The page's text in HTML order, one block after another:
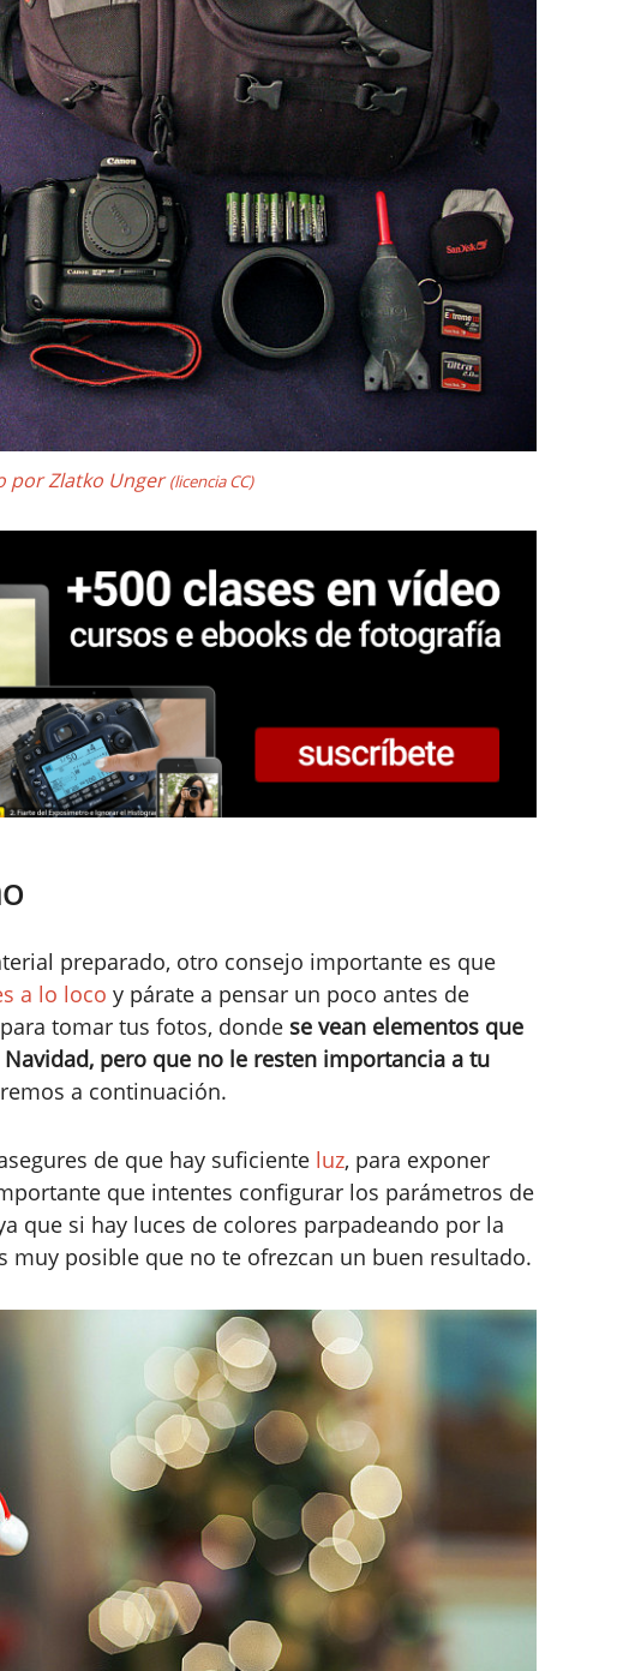
por Zlatko Unger(licencia CC)
preparado, otro consejo importante es que
a lo loco y párate a pensar un poco antes de
tomar tus fotos, donde se vean elementos que
pero que no le resten importancia a tu
a continuación.
de que hay suficiente luz, para exponer
que intentes configurar los parámetros de
que si hay luces de colores parpadeando por la
muy posible que no te ofrezcan un buen resultado.